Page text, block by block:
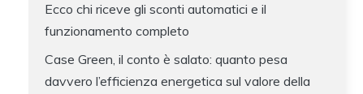
Ecco chi riceve gli sconti automatici e il
funzionamento completo
Case Green, il conto è salato: quanto pesa
davvero l’efficienza energetica sul valore della